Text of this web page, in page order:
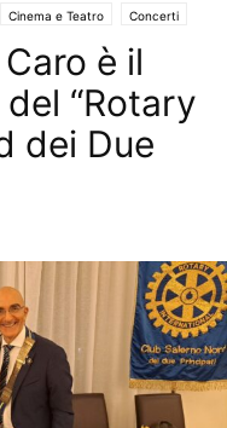
Cinema e Teatro Concerti
e Manifestazioniè il
“Rotary
dei Due